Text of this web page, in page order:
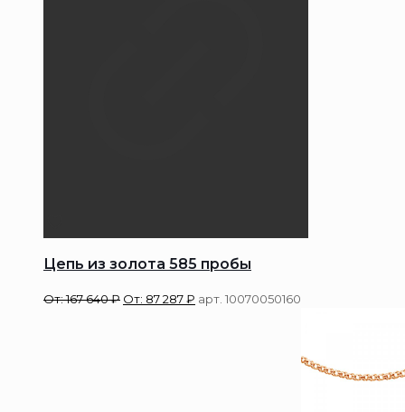
Цепь из золота 585 пробы
От:167 640₽ От: 87 287₽ арт. 10070050160